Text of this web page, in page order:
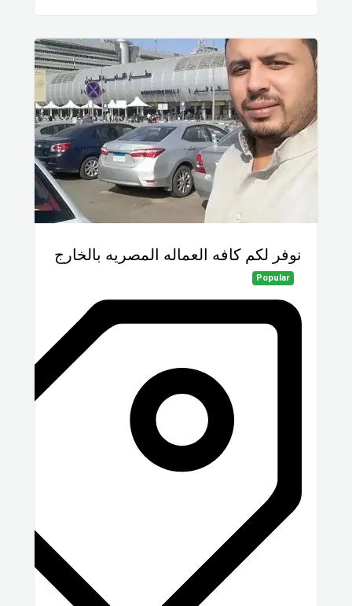
نوفر لكم كافه العماله المصريه بالخارج
Popular